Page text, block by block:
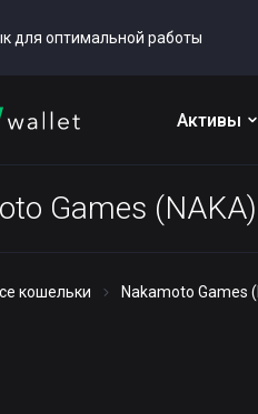
для оптимальной работы
Активы
Games
кошельки Nakamoto Games